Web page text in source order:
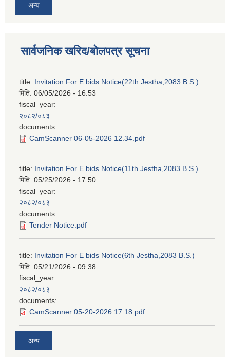
अन्य
सार्वजनिक खरिद/बोलपत्र सूचना
title: Invitation For E bids Notice(22th Jestha,2083 B.S.)
मिति: 06/05/2026 - 16:53
fiscal_year:
२०८२/०८३
documents:
CamScanner 06-05-2026 12.34.pdf
title: Invitation For E bids Notice(11th Jestha,2083 B.S.)
मिति: 05/25/2026 - 17:50
fiscal_year:
२०८२/०८३
documents:
Tender Notice.pdf
title: Invitation For E bids Notice(6th Jestha,2083 B.S.)
मिति: 05/21/2026 - 09:38
fiscal_year:
२०८२/०८३
documents:
CamScanner 05-20-2026 17.18.pdf
अन्य